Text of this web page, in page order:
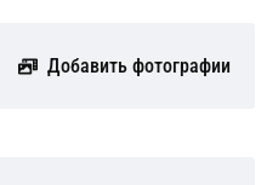
Добавить фотографии